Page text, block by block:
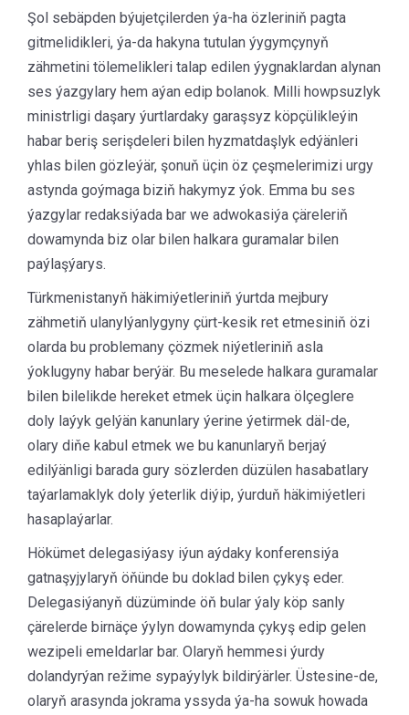
Şol sebäpden býujetçilerden ýa-ha özleriniň pagta
gitmelidikleri, ýa-da hakyna tutulan ýygymçynyň
zähmetini tölemelikleri talap edilen ýygnaklardan alynan
ses ýazgylary hem aýan edip bolanok. Milli howpsuzlyk
ministrligi daşary ýurtlardaky garaşsyz köpçülikleýin
habar beriş serişdeleri bilen hyzmatdaşlyk edýänleri
yhlas bilen gözleýär, şonuň üçin öz çeşmelerimizi urgy
astynda goýmaga biziň hakymyz ýok. Emma bu ses
ýazgylar redaksiýada bar we adwokasiýa çäreleriň
dowamynda biz olar bilen halkara guramalar bilen
paýlaşýarys.
Türkmenistanyň häkimiýetleriniň ýurtda mejbury
zähmetiň ulanylýanlygyny çürt-kesik ret etmesiniň özi
olarda bu problemany çözmek niýetleriniň asla
ýoklugyny habar berýär. Bu meselede halkara guramalar
bilen bilelikde hereket etmek üçin halkara ölçeglere
doly laýyk gelýän kanunlary ýerine ýetirmek däl-de,
olary diňe kabul etmek we bu kanunlaryň berjaý
edilýänligi barada gury sözlerden düzülen hasabatlary
taýarlamaklyk doly ýeterlik diýip, ýurduň häkimiýetleri
hasaplaýarlar.
Hökümet delegasiýasy iýun aýdaky konferensiýa
gatnaşyjylaryň öňünde bu doklad bilen çykyş eder.
Delegasiýanyň düzüminde öň bular ýaly köp sanly
çärelerde birnäçe ýylyn dowamynda çykyş edip gelen
wezipeli emeldarlar bar. Olaryň hemmesi ýurdy
dolandyrýan režime sypaýylyk bildirýärler. Üstesine-de,
olaryň arasynda jokrama yssyda ýa-ha sowuk howada